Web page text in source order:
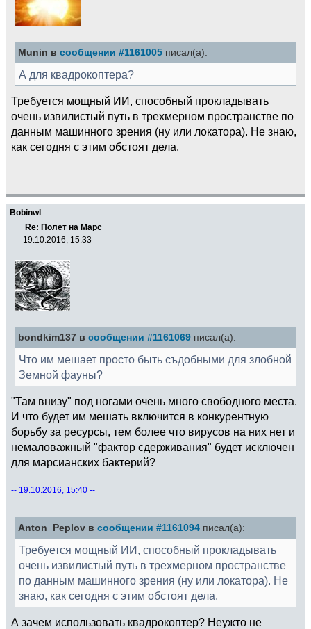
Munin в сообщении #1161005 писал(а):
А для квадрокоптера?
Требуется мощный ИИ, способный прокладывать
очень извилистый путь в трехмерном пространстве по
данным машинного зрения (ну или локатора). Не знаю,
как сегодня с этим обстоят дела.
Bobinwl
Re: Полёт на Марс
19.10.2016, 15:33
bondkim137 в сообщении #1161069 писал(а):
Что им мешает просто быть съдобными для злобной
Земной фауны?
"Там внизу" под ногами очень много свободного места.
И что будет им мешать включится в конкурентную
борьбу за ресурсы, тем более что вирусов на них нет и
немаловажный "фактор сдерживания" будет исключен
для марсианских бактерий?
-- 19.10.2016, 15:40 --
Anton_Peplov в сообщении #1161094 писал(а):
Требуется мощный ИИ, способный прокладывать
очень извилистый путь в трехмерном пространстве
по данным машинного зрения (ну или локатора). Не
знаю, как сегодня с этим обстоят дела.
А зачем использовать квадрокоптер? Неужто не